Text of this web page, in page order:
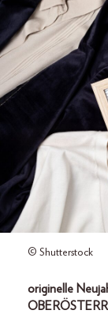
© Shutterstock
originelle